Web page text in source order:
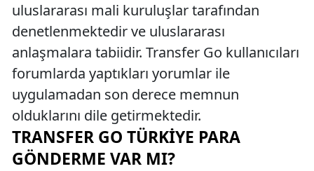
uluslararası mali kuruluşlar tarafından
denetlenmektedir ve uluslararası
anlaşmalara tabiidir. Transfer Go kullanıcıları
forumlarda yaptıkları yorumlar ile
uygulamadan son derece memnun
olduklarını dile getirmektedir.
TRANSFER GO TÜRKIYE PARA
GÖNDERME VAR MI?